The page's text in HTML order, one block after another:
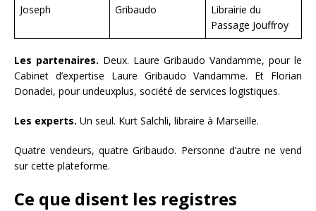
Joseph
Gribaudo
Librairie du
Passage Jouffroy
Les partenaires. Deux. Laure Gribaudo Vandamme, pour le
Cabinet d’expertise Laure Gribaudo Vandamme. Et Florian
Donadei, pour undeuxplus, société de services logistiques.
Les experts. Un seul. Kurt Salchli, libraire à Marseille.
Quatre vendeurs, quatre Gribaudo. Personne d’autre ne vend
sur cette plateforme.
Ce que disent les registres